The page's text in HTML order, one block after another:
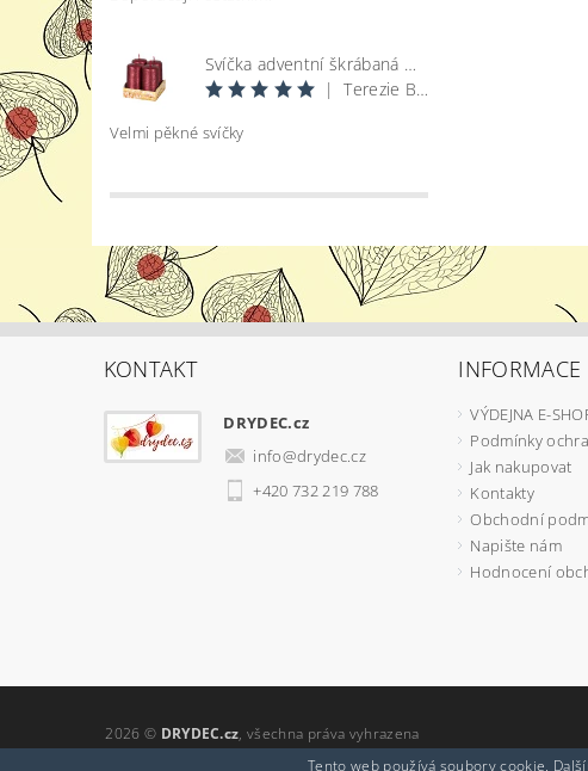
Svíčka adventní škrábaná metal lesk - bordó d4x8cm 4ks
|
Terezie Bohatová
Velmi pěkné svíčky
KONTAKT
DRYDEC.cz
info@drydec.cz
+420 732 219 788
INFORMACE
VÝDEJNA E-
Podmínky
Jak nakupovat
Kontakty
Obchodní
Napište nám
Hodnocení
2026 © DRYDEC.cz, všechna práva vyhrazena
Tento web používá soubory cookie.